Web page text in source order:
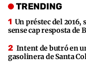
TRENDING
Un préstec del
sense cap resposta de
Intent de butró en
gasolinera de Santa